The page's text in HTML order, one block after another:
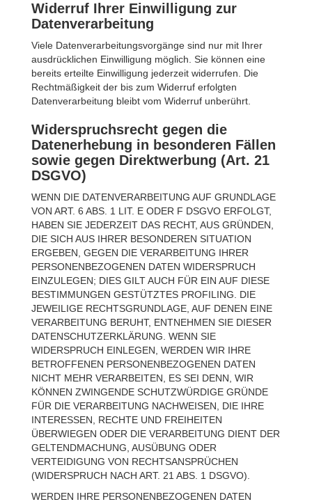
Widerruf Ihrer Einwilligung zur
Datenverarbeitung
Viele Datenverarbeitungsvorgänge sind nur mit Ihrer
ausdrücklichen Einwilligung möglich. Sie können eine
bereits erteilte Einwilligung jederzeit widerrufen. Die
Rechtmäßigkeit der bis zum Widerruf erfolgten
Datenverarbeitung bleibt vom Widerruf unberührt.
Widerspruchsrecht gegen die
Datenerhebung in besonderen Fällen
sowie gegen Direktwerbung (Art. 21
DSGVO)
WENN DIE DATENVERARBEITUNG AUF GRUNDLAGE
VON ART. 6 ABS. 1 LIT. E ODER F DSGVO ERFOLGT,
HABEN SIE JEDERZEIT DAS RECHT, AUS GRÜNDEN,
DIE SICH AUS IHRER BESONDEREN SITUATION
ERGEBEN, GEGEN DIE VERARBEITUNG IHRER
PERSONENBEZOGENEN DATEN WIDERSPRUCH
EINZULEGEN; DIES GILT AUCH FÜR EIN AUF DIESE
BESTIMMUNGEN GESTÜTZTES PROFILING. DIE
JEWEILIGE RECHTSGRUNDLAGE, AUF DENEN EINE
VERARBEITUNG BERUHT, ENTNEHMEN SIE DIESER
DATENSCHUTZERKLÄRUNG. WENN SIE
WIDERSPRUCH EINLEGEN, WERDEN WIR IHRE
BETROFFENEN PERSONENBEZOGENEN DATEN
NICHT MEHR VERARBEITEN, ES SEI DENN, WIR
KÖNNEN ZWINGENDE SCHUTZWÜRDIGE GRÜNDE
FÜR DIE VERARBEITUNG NACHWEISEN, DIE IHRE
INTERESSEN, RECHTE UND FREIHEITEN
ÜBERWIEGEN ODER DIE VERARBEITUNG DIENT DER
GELTENDMACHUNG, AUSÜBUNG ODER
VERTEIDIGUNG VON RECHTSANSPRÜCHEN
(WIDERSPRUCH NACH ART. 21 ABS. 1 DSGVO).
WERDEN IHRE PERSONENBEZOGENEN DATEN